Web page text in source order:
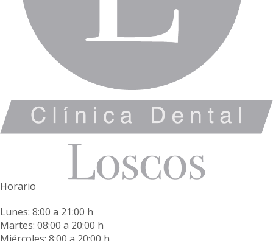
Horario
Lunes: 8:00 a 21:00 h
Martes: 08:00 a 20:00 h